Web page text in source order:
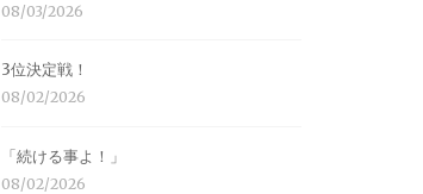
08/03/2026
3位決定戦！
08/02/2026
「続ける事よ！」
08/02/2026